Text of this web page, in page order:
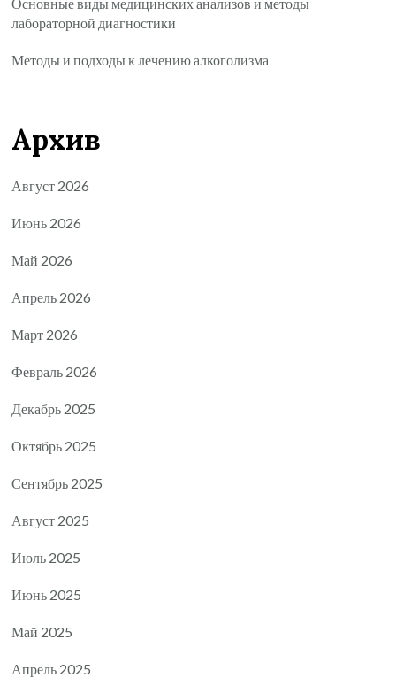
Основные виды медицинских анализов и методы
лабораторной диагностики
Методы и подходы к лечению алкоголизма
Архив
Август 2026
Июнь 2026
Май 2026
Апрель 2026
Март 2026
Февраль 2026
Декабрь 2025
Октябрь 2025
Сентябрь 2025
Август 2025
Июль 2025
Июнь 2025
Май 2025
Апрель 2025